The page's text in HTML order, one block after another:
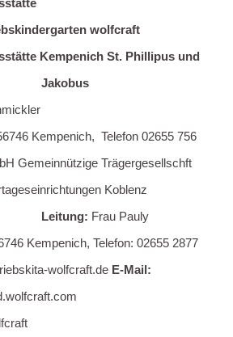
wolfcraft
Kempenich St. Phillipus und
Jakobus
Kempenich, Telefon 02655 756
Gemeinnützige Trägergesellschft
Koblenz
Leitung: Frau Pauly
Kempenich, Telefon: 02655 2877
wolfcraft.de E-Mail: